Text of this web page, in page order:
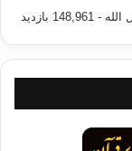
- 148,961 بازدید